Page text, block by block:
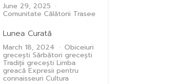
June 29, 2025
Comunitate Călătorii Trasee
Lunea Curată
March 18, 2024 Obiceiuri
grecești Sărbători grecești
Tradiții grecești Limba
greacă Expresii pentru
connaisseuri Cultura